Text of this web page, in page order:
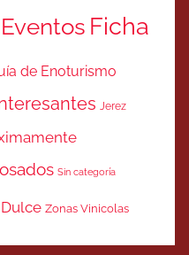
Eventos Ficha
de Enoturismo
Jerez
Sin categoría
Zonas Vinicolas